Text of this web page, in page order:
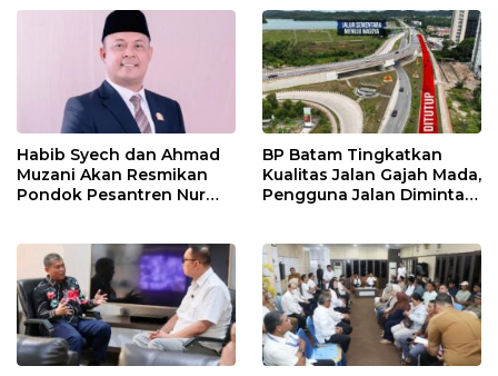
Habib Syech dan Ahmad
Muzani Akan Resmikan
Pondok Pesantren Nur
BP Batam Tingkatkan
Kualitas Jalan Gajah Mada,
Pengguna Jalan Diminta